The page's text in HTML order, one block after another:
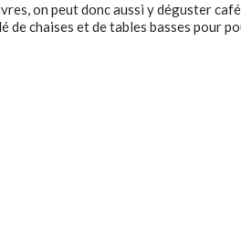
on peut donc aussi y déguster
de chaises et de tables basses pour